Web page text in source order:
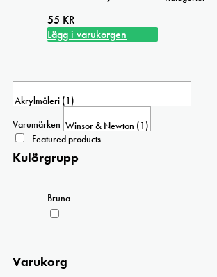
55 KR
Lägg i varukorgen
Varumärken
Featured products
Kulörgrupp
Bruna
Varukorg